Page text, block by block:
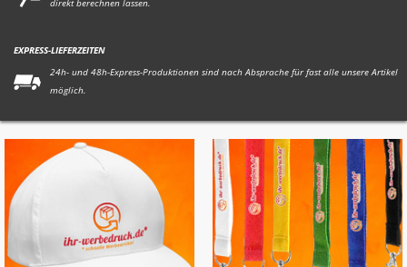
direkt berechnen lassen.
EXPRESS-LIEFERZEITEN
24h- und 48h-Express-Produktionen sind nach Absprache für fast alle unsere Artikel
möglich.